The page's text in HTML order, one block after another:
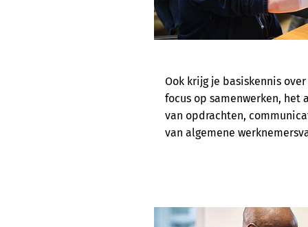
Ook krijg je basiskennis
focus op samenwerken, het
van opdrachten,
van algemene